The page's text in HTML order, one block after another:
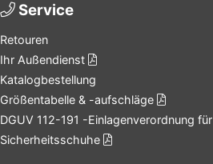
Service
Retouren
Ihr Außendienst
Katalogbestellung
Größentabelle & -aufschläge
DGUV 112-191 -Einlagenverordnung für
Sicherheitsschuhe